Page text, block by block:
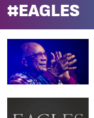
#EAGLES